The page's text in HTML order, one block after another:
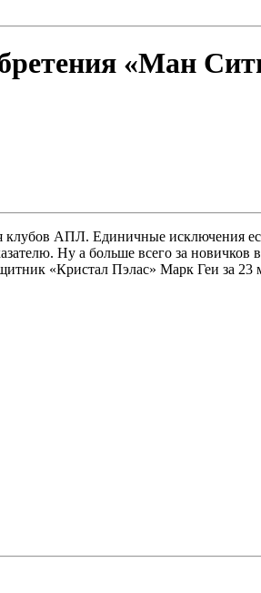
«Ман
АПЛ. Единичные исключения
Ну а больше всего за
«Кристал Пэлас» Марк Геи за